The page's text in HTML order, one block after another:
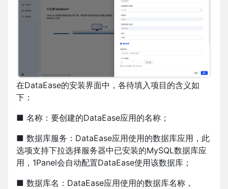
在DataEase的安装界面中，各待填入项目的含义如
下：
■ 名称：要创建的DataEase应用的名称；
■ 数据库服务：DataEase应用使用的数据库应用，此
选项支持下拉选择服务器中已安装的MySQL数据库应
用，1Panel会自动配置DataEase使用该数据库；
■ 数据库名：DataEase应用使用的数据库名称，